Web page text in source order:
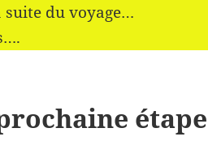
suite du voyage…
étape